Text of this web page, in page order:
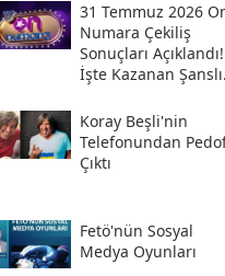
31 Temmuz 2026
Numara Çekiliş
Sonuçları Açıklandı!
İşte Kazanan Şanslı
Sorgulama Ekranı
Koray Beşli'nin
Telefonundan
Çıktı
Fetö'nün Sosyal
Medya Oyunları